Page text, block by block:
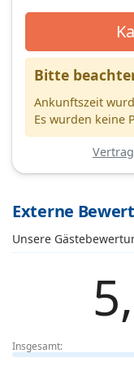
Bitte
Ankunftszeit
Es wurden keine
Externe
Unsere
Insgesamt: